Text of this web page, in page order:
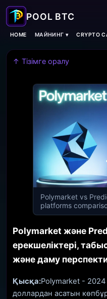
HOME МАЙНИНГ ▾ CRYPTO
↑ Тізімге оралу
Polymarket vs
platforms
Polymarket және
ерекшеліктері,
және даму
Қысқа:Polymarket -
доллардан асатын